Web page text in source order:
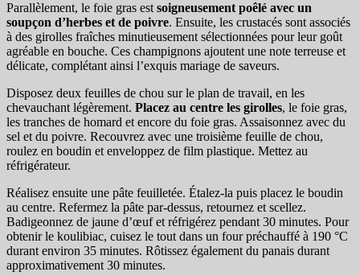
Parallèlement, le foie gras est soigneusement poêlé avec un
soupçon d’herbes et de poivre. Ensuite, les crustacés sont associés
à des girolles fraîches minutieusement sélectionnées pour leur goût
agréable en bouche. Ces champignons ajoutent une note terreuse et
délicate, complétant ainsi l’exquis mariage de saveurs.
Disposez deux feuilles de chou sur le plan de travail, en les
chevauchant légèrement. Placez au centre les girolles, le foie gras,
les tranches de homard et encore du foie gras. Assaisonnez avec du
sel et du poivre. Recouvrez avec une troisième feuille de chou,
roulez en boudin et enveloppez de film plastique. Mettez au
réfrigérateur.
Réalisez ensuite une pâte feuilletée. Étalez-la puis placez le boudin
au centre. Refermez la pâte par-dessus, retournez et scellez.
Badigeonnez de jaune d’œuf et réfrigérez pendant 30 minutes. Pour
obtenir le koulibiac, cuisez le tout dans un four préchauffé à 190 °C
durant environ 35 minutes. Rôtissez également du panais durant
approximativement 30 minutes.